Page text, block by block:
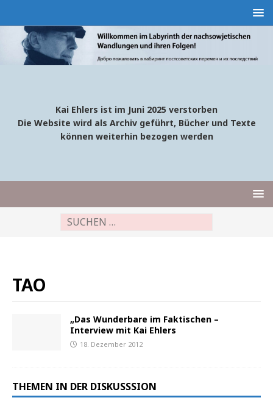
Kai Ehlers ist im Juni 2025 verstorben
Die Website wird als Archiv geführt, Bücher und Texte
können weiterhin bezogen werden
TAO
„Das Wunderbare im Faktischen –
Interview mit Kai Ehlers
18. Dezember 2012
THEMEN IN DER DISKUSSSION